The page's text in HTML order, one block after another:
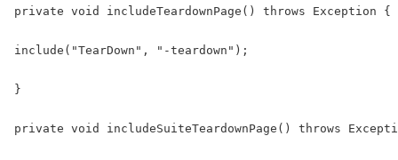
private void includeTeardownPage() throws Exception {
include("TearDown", "-teardown");
}
private void includeSuiteTeardownPage() throws